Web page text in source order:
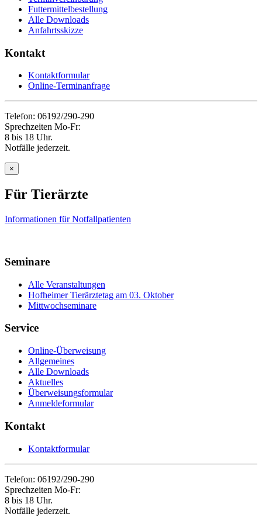
Futtermittelbestellung
Alle Downloads
Anfahrtsskizze
Kontakt
Kontaktformular
Online-Terminanfrage
Telefon: 06192/290-290
Sprechzeiten Mo-Fr:
8 bis 18 Uhr.
Notfälle jederzeit.
×
Für Tierärzte
Informationen für Notfallpatienten
Seminare
Alle Veranstaltungen
Hofheimer Tierärztetag am 03. Oktober
Mittwochseminare
Service
Online-Überweisung
Allgemeines
Alle Downloads
Aktuelles
Überweisungsformular
Anmeldeformular
Kontakt
Kontaktformular
Telefon: 06192/290-290
Sprechzeiten Mo-Fr:
8 bis 18 Uhr.
Notfälle jederzeit.